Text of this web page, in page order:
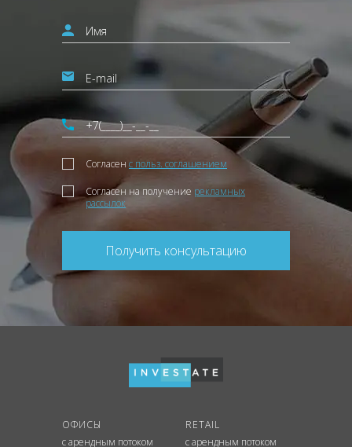
Согласен с польз. соглашением
Согласен на получение рекламных
рассылок
Получить консультацию
ОФИСЫ
с арендным потоком
RETAIL
с арендным потоком